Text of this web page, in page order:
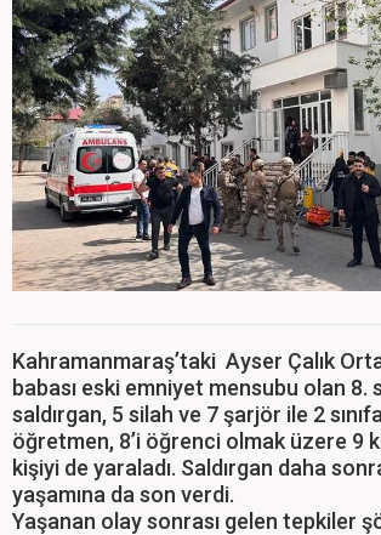
Kahramanmaraş’taki Ayser Çalık
babası eski emniyet mensubu olan 8.
saldırgan, 5 silah ve 7 şarjör ile 2
öğretmen, 8’i öğrenci olmak üzere 9
kişiyi de yaraladı. Saldırgan daha
yaşamına da son verdi.
Yaşanan olay sonrası gelen tepkiler